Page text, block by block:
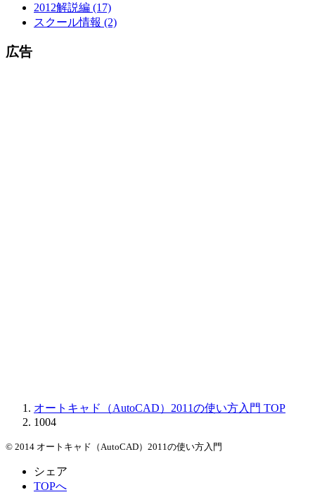
2012解説編 (17)
スクール情報 (2)
広告
オートキャド（AutoCAD）2011の使い方入門 TOP
1004
© 2014 オートキャド（AutoCAD）2011の使い方入門
シェア
TOPへ